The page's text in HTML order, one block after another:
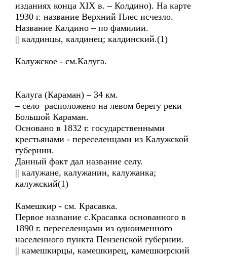
изданиях конца XIX в. – Колдино). На карте
1930 г. название Верхний Плес исчезло.
Название Калдино – по фамилии.
|| калдинцы, калдинец; калдинский.(1)
Калужское - см.Калуга.
Калуга (Караман) – 34 км.
– село расположено на левом берегу реки
Большой Караман.
Основано в 1832 г. государственными
крестьянами - переселенцами из Калужской
губернии.
Данный факт дал название селу.
|| калужане, калужанин, калужанка;
калужский(1)
Камешкир - см. Красавка.
Первое название с.Красавка основанного в
1890 г. переселенцами из одноименного
населенного пункта Пензенской губернии.
|| камешкирцы, камешкирец, камешкирский